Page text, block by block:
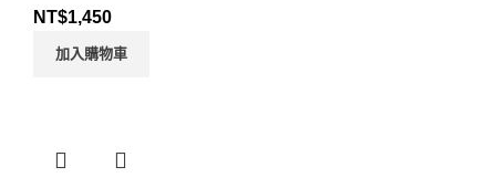
NT$1,450
加入購物車